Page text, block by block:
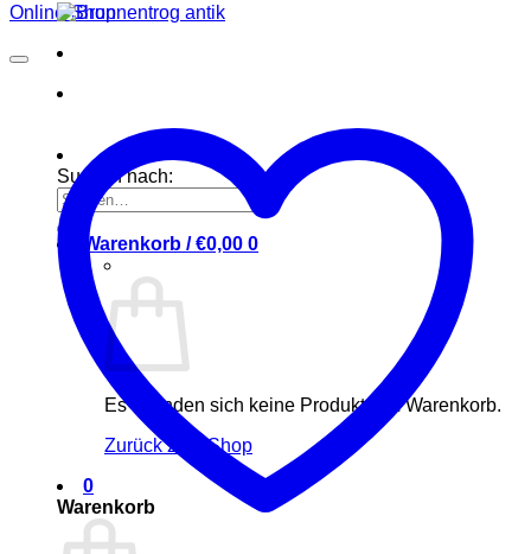
Suchen nach:
Warenkorb /€0,00 0
Es befinden sich keine Produkte im Warenkorb.
Zurück zum Shop
0
Warenkorb